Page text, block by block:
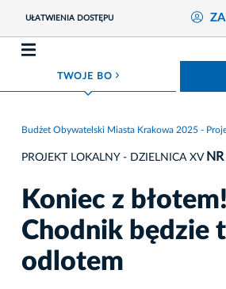
UŁATWIENIA DOSTĘPU
TWOJE BO ROZWIŃ MENU
Budżet Obywatelski Miasta Krakowa 2025 -
PROJEKT LOKALNY - DZIELNICA XV
Koniec z błotem!
Chodnik będzie
odlotem